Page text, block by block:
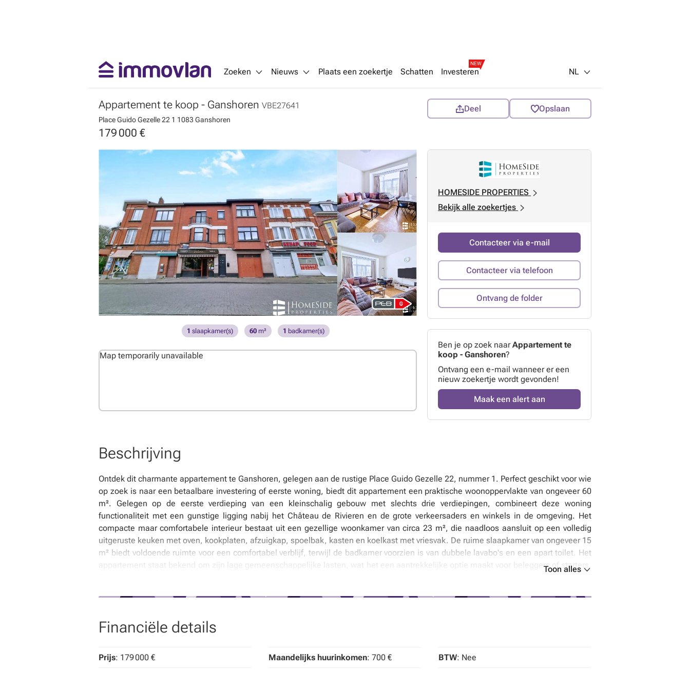
Zoeken Nieuws Plaats een zoekertje Schatten Investeren
NEW
NL
Appartement te koop - Ganshoren VBE27641
Place Guido Gezelle 22 1 1083 Ganshoren
179 000 €
Deel Opslaan
1 slaapkamer(s) 60 m² 1 badkamer(s)
Map temporarily unavailable
HOMESIDE PROPERTIES
Bekijk alle zoekertjes
Contacteer via e-mail
Contacteer via telefoon
Ontvang de folder
Ben je op zoek naarAppartement te
koop - Ganshoren?
Ontvang een e-mail wanneer er een
nieuw zoekertje wordt gevonden!
Maak een alert aan
Beschrijving
Ontdek dit charmante appartement te Ganshoren, gelegen aan de rustige Place Guido Gezelle 22, nummer 1. Perfect geschikt voor wie
op zoek is naar een betaalbare investering of eerste woning, biedt dit appartement een praktische woonoppervlakte van ongeveer 60
m². Gelegen op de eerste verdieping van een kleinschalig gebouw met slechts drie verdiepingen, combineert deze woning
functionaliteit met een gunstige ligging nabij het Château de Rivieren en de grote verkeersaders en winkels in de omgeving. Het
compacte maar comfortabele interieur bestaat uit een gezellige woonkamer van circa 23 m², die naadloos aansluit op een volledig
uitgeruste keuken met oven, kookplaten, afzuigkap, spoelbak, kasten en koelkast met vriesvak. De ruime slaapkamer van ongeveer 15
m² biedt voldoende ruimte voor een comfortabel verblijf, terwijl de badkamer voorzien is van dubbele lavabo's en een apart toilet. Het
appartement staat bekend om zijn lage gemeenschappelijke lasten, wat het een aantrekkelijke optie maakt voor beleggers of starters.
Beschikbaarheid wordt overeengekomen, en de woning wordt verkocht zonder onroerende voorheffing, klaar voor directe bewoning of
goede verbindingen naar Brussel centrum en andere regio’s. Dit appartement is ideaal voor wie op zoek is naar een betaalbare
Toon alles
Financiële details
Prijs: 179 000 € Maandelijks huurinkomen: 700 € BTW: Nee